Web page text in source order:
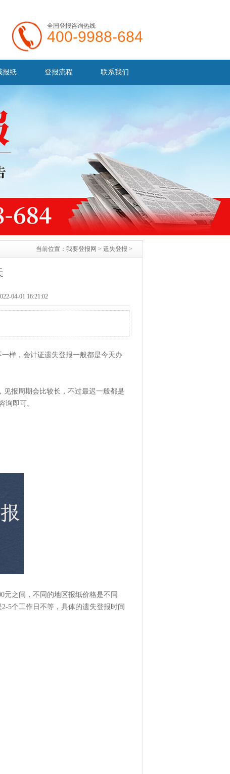
全国登报咨询热线
400-9988-684
报纸 登报流程 联系我们
当前位置： 我要登报网 > 遗失登报 >
04-01 16:21:02
样，会计证遗失登报一般都是今天办
报周期会比较长，不过最迟一般都是
询即可。
元之间，不同的地区报纸价格是不同
5个工作日不等，具体的遗失登报时间